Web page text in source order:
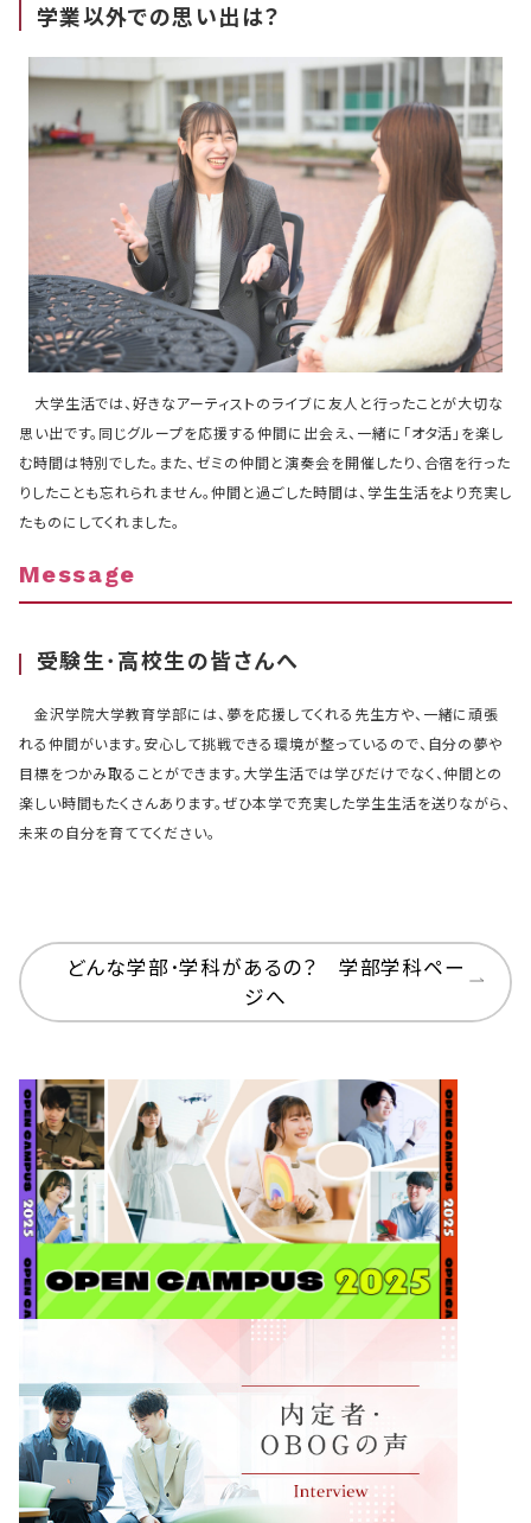
学業以外での思い出は？
大学生活では、好きなアーティストのライブに友人と行ったことが大切な
思い出です。同じグループを応援する仲間に出会え、一緒に「オタ活」を楽し
む時間は特別でした。また、ゼミの仲間と演奏会を開催したり、合宿を行った
りしたことも忘れられません。仲間と過ごした時間は、学生生活をより充実し
たものにしてくれました。
Message
受験生･高校生の皆さんへ
金沢学院大学教育学部には、夢を応援してくれる先生方や、一緒に頑張
れる仲間がいます。安心して挑戦できる環境が整っているので、自分の夢や
目標をつかみ取ることができます。大学生活では学びだけでなく、仲間との
楽しい時間もたくさんあります。ぜひ本学で充実した学生生活を送りながら、
未来の自分を育ててください。
どんな学部･学科があるの？ 学部学科ペー
ジへ